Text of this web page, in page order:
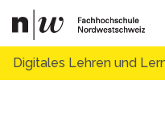
Digitales Lehren und